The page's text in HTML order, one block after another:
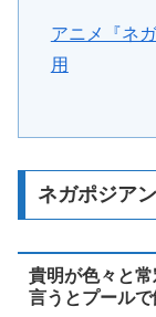
アニメ『ネ
用
ネガポジア
貴明が色々と
言うとプールで